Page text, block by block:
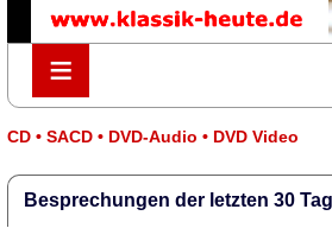
≡
≡
CD • SACD • DVD-Audio • DVD Video
Besprechungen der letzten 30